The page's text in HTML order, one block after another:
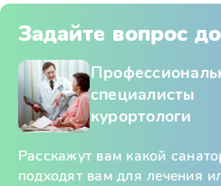
Задайте вопрос
специалисты
курортологи
Расскажут вам какой
подходят вам для лечения